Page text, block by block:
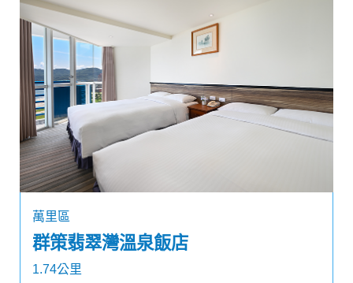
萬里區
群策翡翠灣溫泉飯店
1.74公里